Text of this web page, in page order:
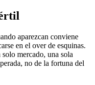
aparezcan conviene
en el over de esquinas.
mercado, una sola
no de la fortuna del